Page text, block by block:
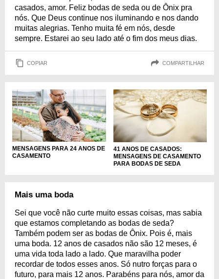
casados, amor. Feliz bodas de seda ou de Ônix pra
nós. Que Deus continue nos iluminando e nos dando
muitas alegrias. Tenho muita fé em nós, desde
sempre. Estarei ao seu lado até o fim dos meus dias.
COPIAR COMPARTILHAR
MENSAGENS PARA 24 ANOS DE
CASAMENTO
41 ANOS DE CASADOS:
MENSAGENS DE CASAMENTO
PARA BODAS DE SEDA
Mais uma boda
Sei que você não curte muito essas coisas, mas sabia
que estamos completando as bodas de seda?
Também podem ser as bodas de Ônix. Pois é, mais
uma boda. 12 anos de casados não são 12 meses, é
uma vida toda lado a lado. Que maravilha poder
recordar de todos esses anos. Só nutro forças para o
futuro, para mais 12 anos. Parabéns para nós, amor da